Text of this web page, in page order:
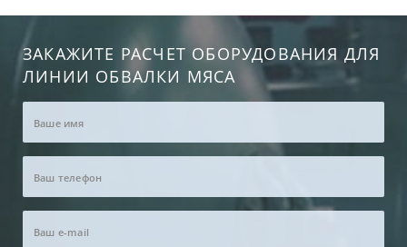
ЗАКАЖИТЕ РАСЧЕТ ОБОРУДОВАНИЯ ДЛЯ
ЛИНИИ ОБВАЛКИ МЯСА